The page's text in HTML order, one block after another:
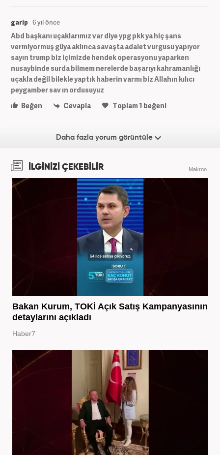
garip 6 yıl önce
Abd başkanı uçaklarımız var diye ypg pkk ya hiç şans
vermiyormuş güya aklınca savaşta adalet vurgusu yapıyor
sayın trump biz içimizde hendek operasyonu yaparken
nusaybinde surda bilmem nerelerde başarıyı kahramanlığı
uçakla değil bilekle yaptık haberin varmı biz Allahın kılıcı
peygamber sav ın ordusuyuz
Beğen
Cevapla Toplam1 beğeni
Daha fazla yorum görüntüle
İLGİNİZİ ÇEKEBİLİR Makroo
Bakan Kurum, TOKİ Açık Satış Kampanyasının
detaylarını açıkladı
Haber7